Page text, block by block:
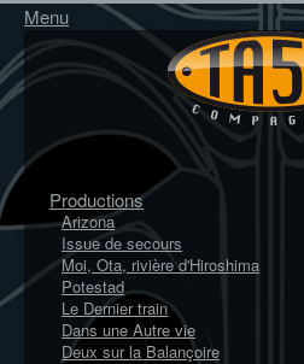
Menu
Productions
Arizona
Issue de secours
Moi, Ota, rivière d'Hiroshima
Potestad
Le Dernier train
Dans une Autre vie
Deux sur la Balançoire